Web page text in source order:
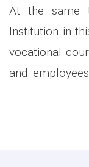
At the same
Institution in
vocational
and